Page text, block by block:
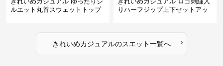
ルエット丸首スウェットトップ
りハーフジップ上下セットアッ
きれいめカジュアルのスエット一覧へ ›